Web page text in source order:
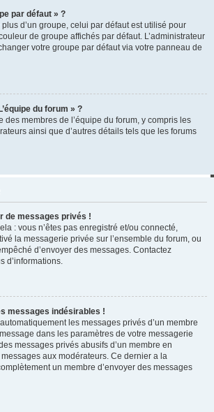
par défaut » ?
d’un groupe, celui par défaut est utilisé pour
de groupe affichés par défaut. L’administrateur
votre groupe par défaut via votre panneau de
du forum » ?
des membres de l’équipe du forum, y compris les
ainsi que d’autres détails tels que les forums
de messages privés !
: vous n’êtes pas enregistré et/ou connecté,
la messagerie privée sur l’ensemble du forum, ou
d’envoyer des messages. Contactez
d’informations.
messages indésirables !
les messages privés d’un membre
dans les paramètres de votre messagerie
messages privés abusifs d’un membre en
aux modérateurs. Ce dernier a la
un membre d’envoyer des messages